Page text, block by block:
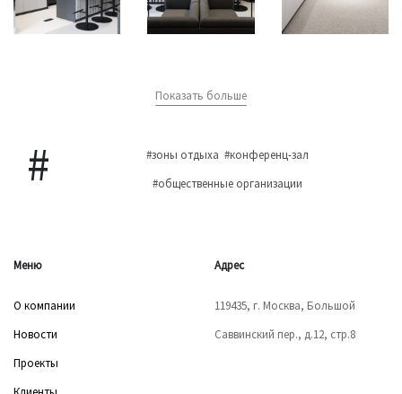
Показать больше
#зоны отдыха #конференц-зал
#общественные организации
Меню
О компании
Новости
Проекты
Адрес
119435, г. Москва, Большой
Саввинский пер., д.12, стр.8